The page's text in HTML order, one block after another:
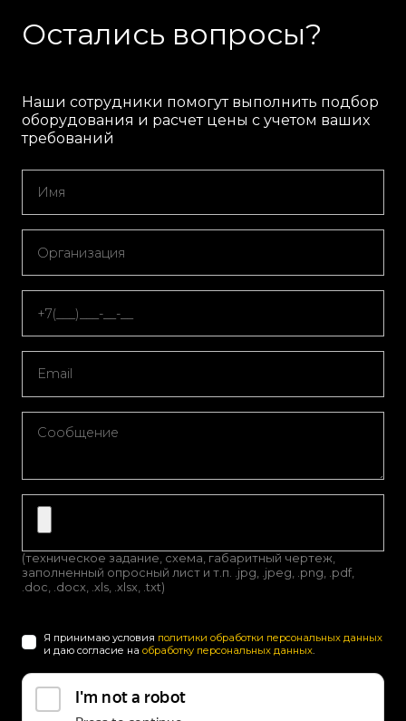
Остались вопросы?
Наши сотрудники помогут выполнить подбор
оборудования и расчет цены с учетом ваших
требований
(техническое задание, схема, габаритный чертеж,
заполненный опросный лист и т.п. .jpg, .jpeg, .png, .pdf,
.doc, .docx, .xls, .xlsx, .txt)
Я принимаю условия политики обработки персональных данных
и даю согласие на обработку персональных данных.